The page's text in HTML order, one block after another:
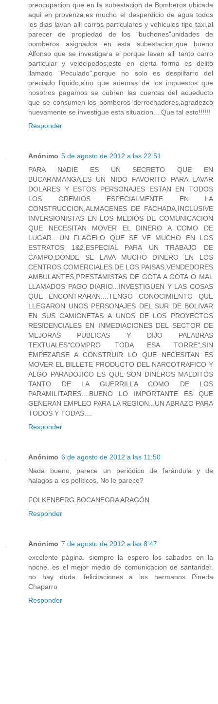
preocupacion que en la subestacion de Bomberos ubicada
aqui en provenza,es mucho el desperdicio de agua todos
los dias lavan alli carros particulares y vehiculos tipo taxi,al
parecer de propiedad de los "buchones"unidades de
bomberos asignados en esta subestacion,que bueno
Alfonso que se investigara el porque lavan alli tanto carro
particular y velocipedos;esto en cierta forma es delito
llamado "Peculado",porque no solo es despilfarro del
preciado liquido,sino que ademas de los impuestos que
nosotros pagamos se cubren las cuentas del acueducto
que se consumen los bomberos derrochadores,agradezco
nuevamente se investigue esta situacion....Que tal esto!!!!!!
Responder
Anónimo 5 de agosto de 2012 a las 22:51
PARA NADIE ES UN SECRETO QUE EN
BUCARAMANGA,ES UN NIDO FAVORITO PARA LAVAR
DOLARES Y ESTOS PERSONAJES ESTAN EN TODOS
LOS GREMIOS ESPECIALMENTE EN LA
CONSTRUCCION,ALMACENES DE FACHADA,INCLUSIVE
INVERSIONISTAS EN LOS MEDIOS DE COMUNICACION
QUE NECESITAN MOVER EL DINERO A COMO DE
LUGAR....UN FLAGELO QUE SE VE MUCHO EN LOS
ESTRATOS 1&2,ESPECIAL PARA UN TRABAJO DE
CAMPO,DONDE SE LAVA MUCHO DINERO EN LOS
CENTROS COMERCIALES DE LOS PAISAS,VENDEDORES
AMBULANTES,PRESTAMISTAS DE GOTA A GOTA O MAL
LLAMADOS PAGO DIARIO...INVESTIGUEN Y LAS COSAS
QUE ENCONTRARAN....TENGO CONOCIMIENTO QUE
LLEGARON UNOS PERSONAJES DEL SUR DE BOLIVAR
EN SUS CAMIONETAS A UNOS DE LOS PROYECTOS
RESIDENCIALES EN INMEDIACIONES DEL SECTOR DE
MEJORAS PUBLICAS Y DIJO PALABRAS
TEXTUALES"COMPRO TODA ESA TORRE",SIN
EMPEZARSE A CONSTRUIR LO QUE NECESITAN ES
MOVER EL BILLETE PRODUCTO DEL NARCOTRAFICO Y
ALGO PARADOJICO ES QUE SON DINEROS MALDITOS
TANTO DE LA GUERRILLA COMO DE LOS
PARAMILITARES....BUENO LO IMPORTANTE ES QUE
GENERAN EMPLEO PARA LA REGION...UN ABRAZO PARA
TODOS Y TODAS....
Responder
Anónimo 6 de agosto de 2012 a las 11:50
Nada bueno, parece un periódico de farándula y de
halagos a los políticos, No le parece?
FOLKENBERG BOCANEGRA ARAGÓN
Responder
Anónimo 7 de agosto de 2012 a las 8:47
excelente pàgina. siempre la espero los sabados en la
noche. es el mejor medio de comunicacion de santander.
no hay duda. felicitaciones a los hermanos Pineda
Chaparro
Responder